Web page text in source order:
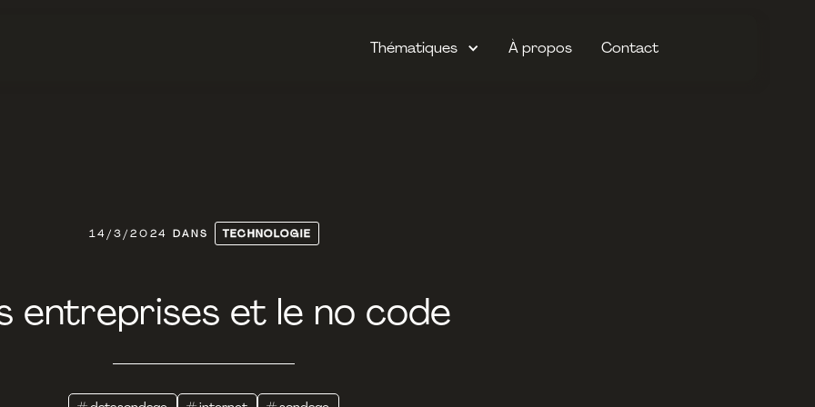
Thématiques À propos Contact
14/3/2024 DANS TECHNOLOGIE
entreprises et le no code